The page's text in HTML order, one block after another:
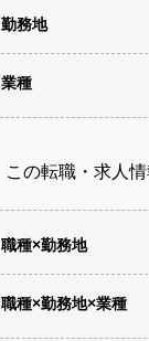
勤務地
業種
この転職・求人
職種×勤務地
職種×勤務地×業種